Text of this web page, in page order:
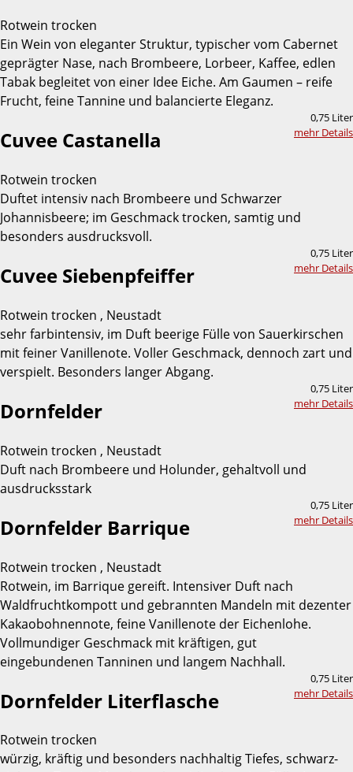
Rotwein trocken
Ein Wein von eleganter Struktur, typischer vom Cabernet
geprägter Nase, nach Brombeere, Lorbeer, Kaffee, edlen
Tabak begleitet von einer Idee Eiche. Am Gaumen – reife
Frucht, feine Tannine und balancierte Eleganz.
0,75 Liter
mehr Details
Cuvee Castanella
Rotwein trocken
Duftet intensiv nach Brombeere und Schwarzer
Johannisbeere; im Geschmack trocken, samtig und
besonders ausdrucksvoll.
0,75 Liter
mehr Details
Cuvee Siebenpfeiffer
Rotwein trocken , Neustadt
sehr farbintensiv, im Duft beerige Fülle von Sauerkirschen
mit feiner Vanillenote. Voller Geschmack, dennoch zart und
verspielt. Besonders langer Abgang.
0,75 Liter
mehr Details
Dornfelder
Rotwein trocken , Neustadt
Duft nach Brombeere und Holunder, gehaltvoll und
ausdrucksstark
0,75 Liter
mehr Details
Dornfelder Barrique
Rotwein trocken , Neustadt
Rotwein, im Barrique gereift. Intensiver Duft nach
Waldfruchtkompott und gebrannten Mandeln mit dezenter
Kakaobohnennote, feine Vanillenote der Eichenlohe.
Vollmundiger Geschmack mit kräftigen, gut
eingebundenen Tanninen und langem Nachhall.
0,75 Liter
mehr Details
Dornfelder Literflasche
Rotwein trocken
würzig, kräftig und besonders nachhaltig Tiefes, schwarz-